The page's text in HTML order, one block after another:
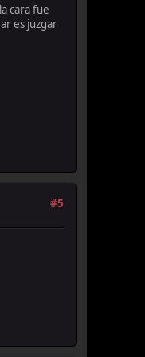
cara fue
es juzgar
#5